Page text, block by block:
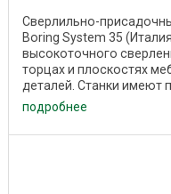
Сверлильно-
Boring System 35
высокоточного
торцах и плоскостях
деталей. Станки имеют
подробнее